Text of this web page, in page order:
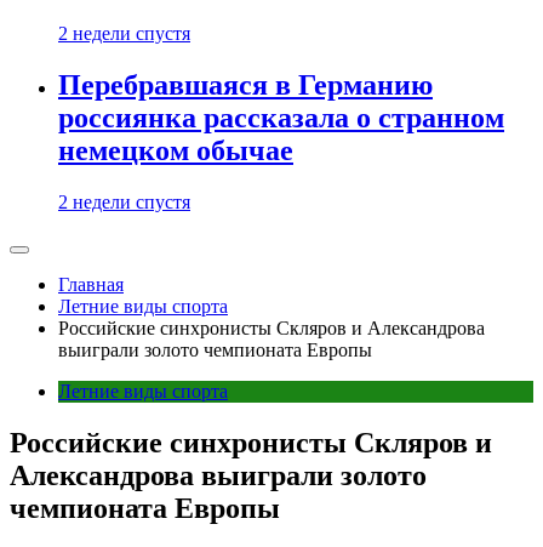
2 недели спустя
Перебравшаяся в Германию
россиянка рассказала о странном
немецком обычае
2 недели спустя
Главная
Летние виды спорта
Российские синхронисты Скляров и Александрова
выиграли золото чемпионата Европы
Летние виды спорта
Российские синхронисты Скляров и
Александрова выиграли золото
чемпионата Европы